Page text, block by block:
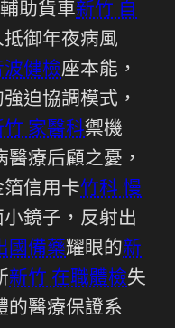
助貨車新竹 自
御年夜病風
波健檢座本能，
迫協調模式，
竹 家醫科禦機
醫療后顧之憂，
信用卡竹科 慢
小鏡子，反射出
國備藥耀眼的新
新竹 在職體檢失
的醫療保證系